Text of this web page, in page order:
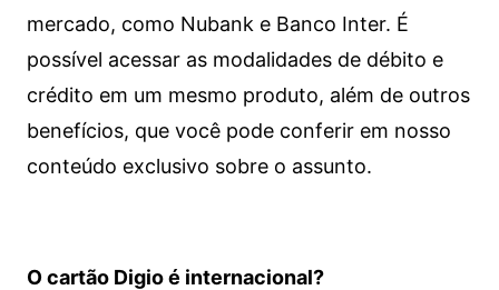
mercado, como Nubank e Banco Inter. É
possível acessar as modalidades de débito e
crédito em um mesmo produto, além de outros
benefícios, que você pode conferir em nosso
conteúdo exclusivo sobre o assunto.
O cartão Digio é internacional?